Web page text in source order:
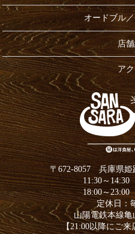
オードブル
店
ア
〒672-8057 兵庫県姫
11:30～14:30
18:00～23:00
定休日：
山陽電鉄本線
【21:00以降にご